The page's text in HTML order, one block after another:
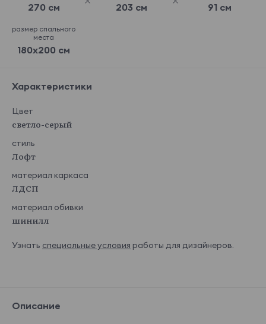
270 см 203 см 91 см
размер спального
места
180x200 см
Характеристики
Цвет
светло-серый
стиль
Лофт
материал каркаса
ЛДСП
материал обивки
шинилл
Узнать специальные условия работы для дизайнеров.
Описание